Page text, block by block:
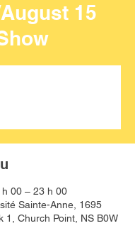
15
00 – 23 h 00
Sainte-Anne, 1695
1, Church Point, NS B0W